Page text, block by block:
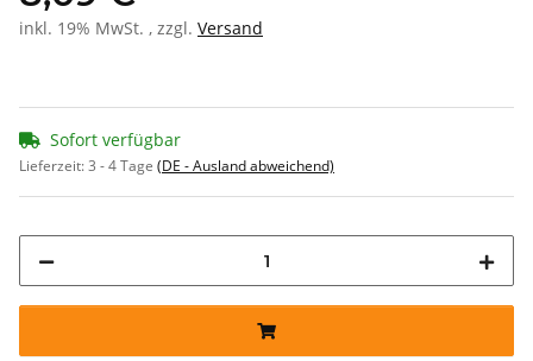
inkl. 19% MwSt. , zzgl. Versand
Sofort verfügbar
Lieferzeit:3 - 4 Tage (DE - Ausland abweichend)